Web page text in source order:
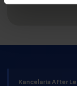
Kancelaria After